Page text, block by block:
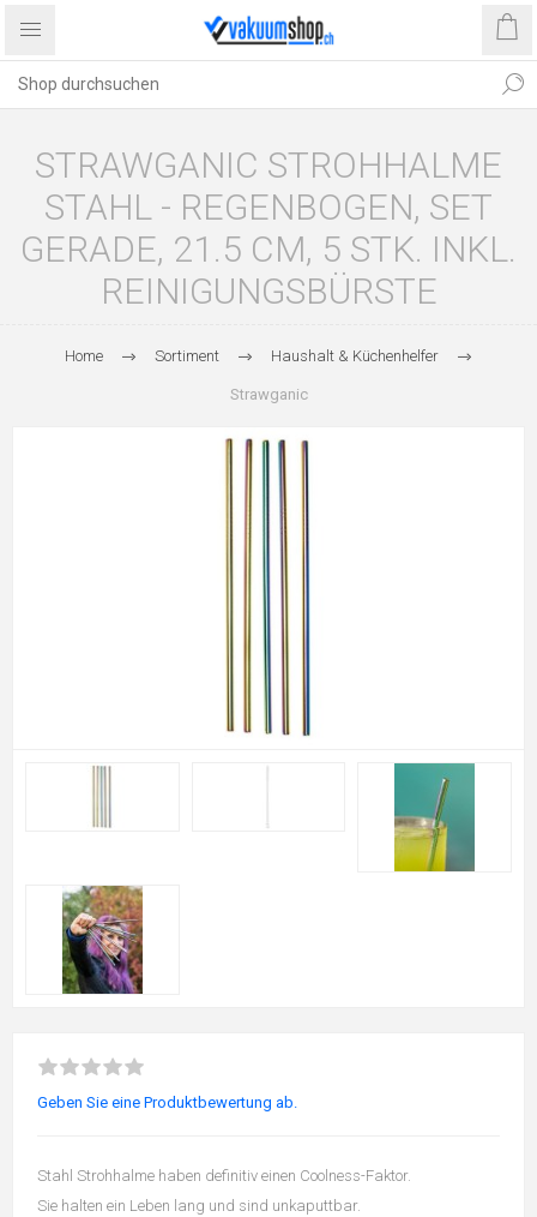
STRAWGANIC STROHHALME
STAHL - REGENBOGEN, SET
GERADE, 21.5 CM, 5 STK. INKL.
REINIGUNGSBÜRSTE
Home Sortiment Haushalt & Küchenhelfer
Strawganic
Geben Sie eine Produktbewertung ab.
Stahl Strohhalme haben definitiv einen Coolness-Faktor.
Sie halten ein Leben lang und sind unkaputtbar.